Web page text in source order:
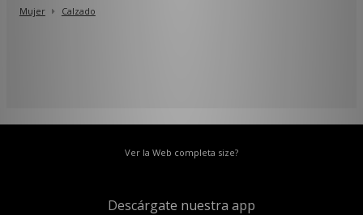
Mujer
Calzado
Ver la Web completa size?
Descárgate nuestra app